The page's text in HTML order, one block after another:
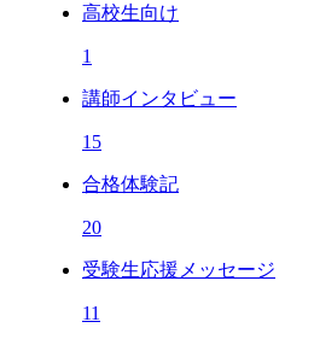
高校生向け
1
講師インタビュー
15
合格体験記
20
受験生応援メッセージ
11